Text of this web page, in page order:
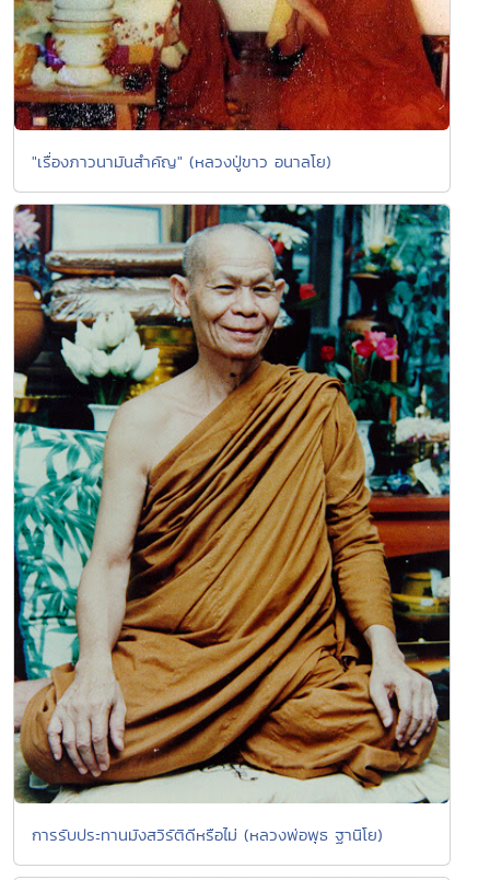
"เรื่องภาวนามันสำคัญ" (หลวงปู่ขาว อนาลโย)
การรับประทานมังสวิรัติดีหรือไม่ (หลวงพ่อพุธ ฐานิโย)